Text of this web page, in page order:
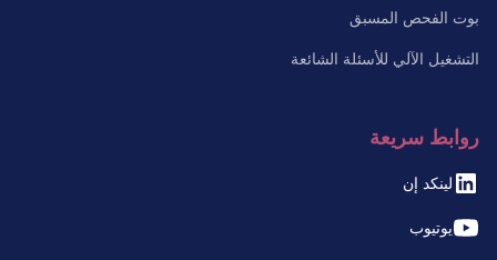
بوت الفحص المسبق
التشغيل الآلي للأسئلة الشائعة
روابط سريعة
لينكد إن
يوتيوب